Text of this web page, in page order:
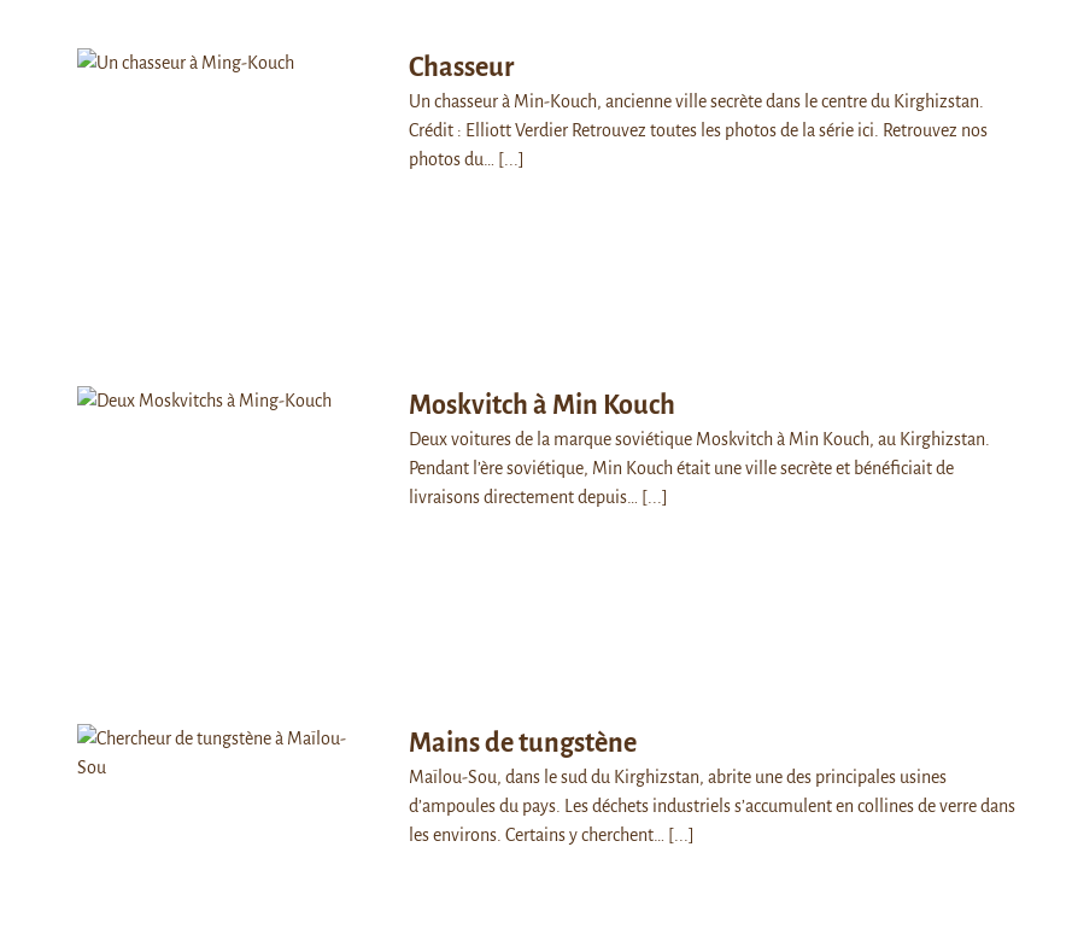
Chasseur
Un chasseur à Min-Kouch, ancienne ville secrète dans le centre du Kirghizstan.
Crédit : Elliott Verdier Retrouvez toutes les photos de la série ici. Retrouvez nos
photos du…
[...]
Moskvitch à Min Kouch
Deux voitures de la marque soviétique Moskvitch à Min Kouch, au Kirghizstan.
Pendant l’ère soviétique, Min Kouch était une ville secrète et bénéficiait de
livraisons directement depuis…
[...]
Mains de tungstène
Maïlou-Sou, dans le sud du Kirghizstan, abrite une des principales usines
d’ampoules du pays. Les déchets industriels s’accumulent en collines de verre dans
les environs. Certains y cherchent…
[...]